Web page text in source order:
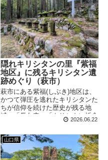
隠れキリシタンの里『紫福
地区』に残るキリシタン遺
跡めぐり（萩市）
萩市にある紫福(しぶき)地区は、
かつて弾圧を逃れたキリシタンた
ちが信仰を続けた歴史が残る地
域。「長久寺」「キリシタン祈念
地」「仏光寺」とめぐり、信仰の
2026.06.22
山口県